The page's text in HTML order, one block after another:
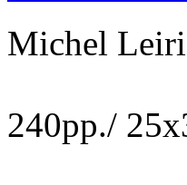
Michel
240pp./